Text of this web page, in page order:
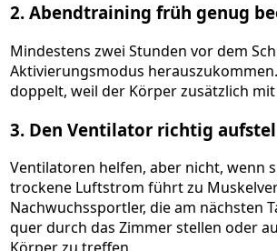
2. Abendtraining früh genug
Mindestens zwei Stunden vor dem
Aktivierungsmodus
doppelt, weil der Körper zusätzlich
3. Den Ventilator richtig
Ventilatoren helfen, aber nicht, wenn
trockene Luftstrom führt zu
Nachwuchssportler, die am nächsten
quer durch das Zimmer stellen oder